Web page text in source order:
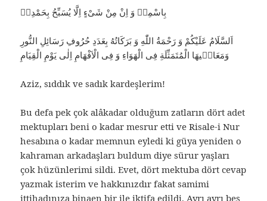
بِاسْمِهٖ وَ اِنْ مِنْ شَىْءٍ اِلَّا يُسَبِّحُ بِحَمْدِهٖ
اَلسَّلَامُ عَلَيْكُمْ وَ رَحْمَةُ اللّٰهِ وَ بَرَكَاتُهُ بِعَدَدِ حُرُوفِ رَسَائِلِ النُّورِ
وَمَعَانٖيهَا الْمُتَمَثِّلَةِ فِى الْهَوَاءِ وَ فِى الْاَفْهَامِ اِلٰى يَوْمِ الْقِيَامِ
Aziz, sıddık ve sadık kardeşlerim!
Bu defa pek çok alâkadar olduğum zatların dört adet
mektupları beni o kadar mesrur etti ve Risale-i Nur
hesabına o kadar memnun eyledi ki güya yeniden o
kahraman arkadaşları buldum diye sürur yaşları
çok hüzünlerimi sildi. Evet, dört mektuba dört cevap
yazmak isterim ve hakkınızdır fakat samimi
ittihadınıza binaen bir ile iktifa edildi. Ayrı ayrı beş